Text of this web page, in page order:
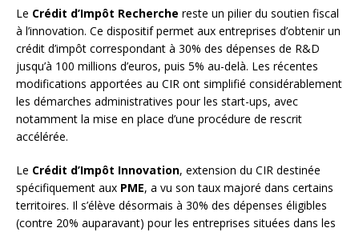
Le Crédit d’Impôt Recherche reste un pilier du soutien fiscal
à l’innovation. Ce dispositif permet aux entreprises d’obtenir un
crédit d’impôt correspondant à 30% des dépenses de R&D
jusqu’à 100 millions d’euros, puis 5% au-delà. Les récentes
modifications apportées au CIR ont simplifié considérablement
les démarches administratives pour les start-ups, avec
notamment la mise en place d’une procédure de rescrit
accélérée.
Le Crédit d’Impôt Innovation, extension du CIR destinée
spécifiquement aux PME, a vu son taux majoré dans certains
territoires. Il s’élève désormais à 30% des dépenses éligibles
(contre 20% auparavant) pour les entreprises situées dans les